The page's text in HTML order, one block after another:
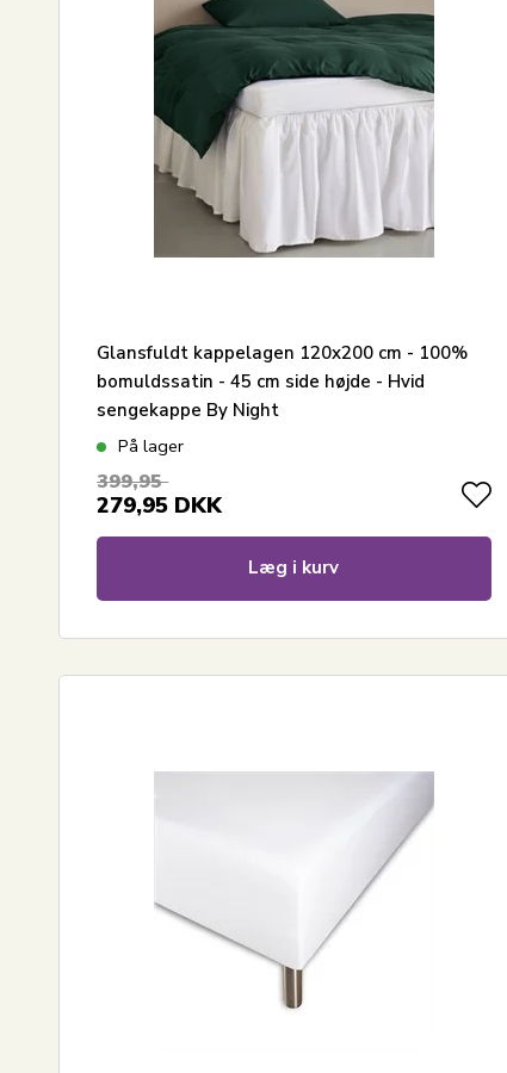
Glansfuldt kappelagen 120x200 cm - 100%
bomuldssatin - 45 cm side højde - Hvid
sengekappe By Night
På lager
399,95
279,95 DKK
Læg i kurv